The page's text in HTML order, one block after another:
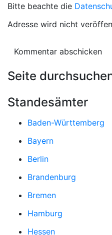
Bitte beachte die
Adresse wird nicht
Seite
Standesämter
Baden-Württemberg
Bayern
Berlin
Brandenburg
Bremen
Hamburg
Hessen